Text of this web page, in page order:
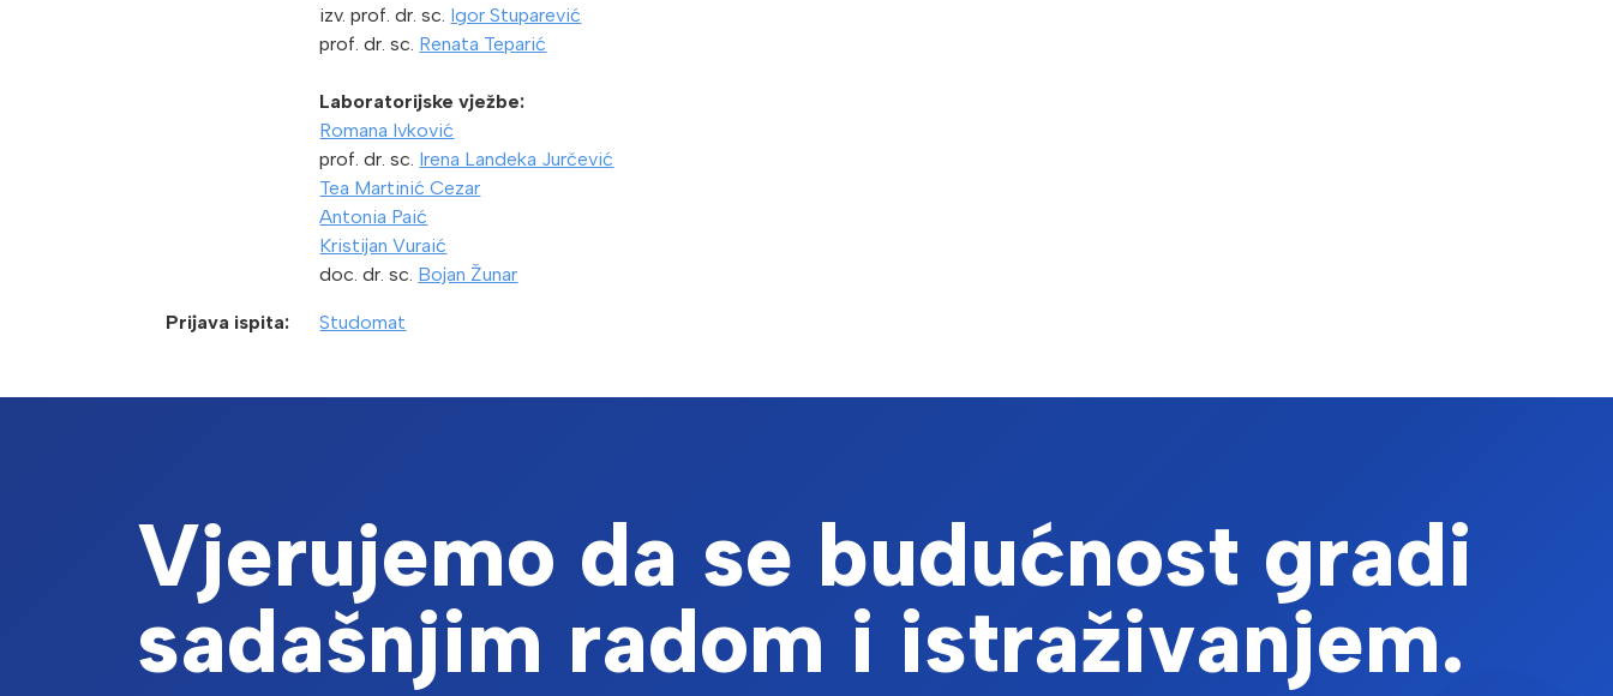
izv. prof. dr. sc. Igor Stuparević
prof. dr. sc. Renata Teparić
Laboratorijske vježbe:
Romana Ivković
prof. dr. sc. Irena Landeka Jurčević
Tea Martinić Cezar
Antonia Paić
Kristijan Vuraić
doc. dr. sc. Bojan Žunar
Prijava ispita: Studomat
Vjerujemo da se budućnost gradi
sadašnjim radom i istraživanjem.